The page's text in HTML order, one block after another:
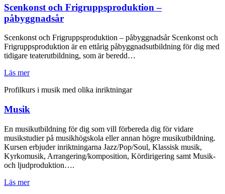
Scenkonst och Frigruppsproduktion –
påbyggnadsår
Scenkonst och Frigruppsproduktion – påbyggnadsår Scenkonst och
Frigruppsproduktion är en ettårig påbyggnadsutbildning för dig med
tidigare teaterutbildning, som är beredd…
Läs mer
Profilkurs i musik med olika inriktningar
Musik
En musikutbildning för dig som vill förbereda dig för vidare
musikstudier på musikhögskola eller annan högre musikutbildning.
Kursen erbjuder inriktningarna Jazz/Pop/Soul, Klassisk musik,
Kyrkomusik, Arrangering/komposition, Kördirigering samt Musik-
och ljudproduktion….
Läs mer